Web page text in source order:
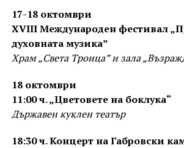
17-18 октомври
XVIII Международен фестивал
духовната музика”
Храм „Света Троица” и зала
18 октомври
11:00 ч. „Цветовете на боклука“
Държавен куклен театър
18:30 ч. Концерт на Габровски